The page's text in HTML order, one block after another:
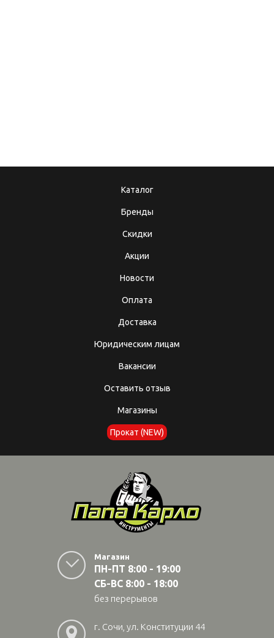
Каталог
Бренды
Скидки
Акции
Новости
Оплата
Доставка
Юридическим лицам
Вакансии
Оставить отзыв
Магазины
Прокат (NEW)
Магазин
ПН-ПТ 8:00 - 19:00
СБ-ВС 8:00 - 18:00
без перерывов
г. Сочи, ул. Конституции 44